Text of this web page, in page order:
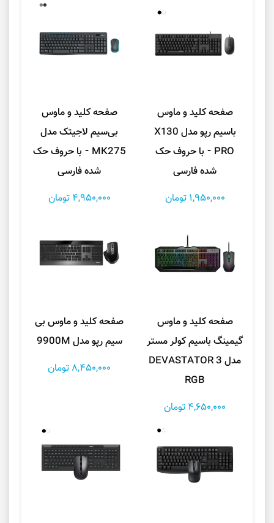
صفحه کلید و ماوس
باسیم رپو مدل X130
PRO ⁃ با حروف حک
شده فارسی
1,950,000 تومان
صفحه کلید و ماوس
بی‌سیم لاجیتک مدل
MK275 ⁃ با حروف حک
شده فارسی
4,950,000 تومان
صفحه کلید و ماوس
گیمینگ باسیم کولر مستر
مدل DEVASTATOR 3
RGB
4,650,000 تومان
صفحه کلید و ماوس بی
سیم رپو مدل 9900M
8,450,000 تومان